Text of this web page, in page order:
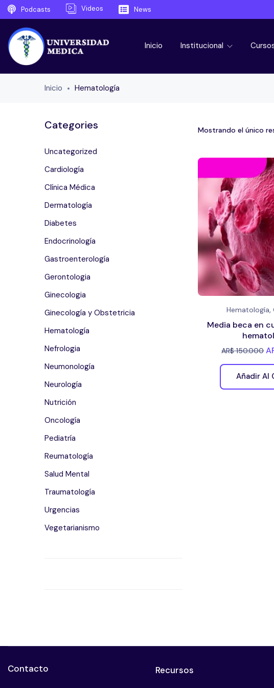
Podcasts Videos News
Inicio Institucional
Inicio Hematología
Categories
Uncategorized
Cardiología
Clínica Médica
Dermatología
Diabetes
Endocrinología
Gastroenterología
Gerontologia
Ginecologia
Ginecología y Obstetricia
Hematología
Nefrologia
Neumonología
Neurología
Nutrición
Oncología
Pediatría
Reumatología
Salud Mental
Traumatología
Urgencias
Vegetarianismo
Mostrando el único
Hematología,
Media beca en
AR$150.000
Añadir Al
Contacto Recursos